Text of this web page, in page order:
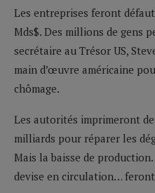
Les entreprises feront
Mds$. Des millions de gens
secrétaire au Trésor US,
main d’œuvre américaine
chômage.
Les autorités imprimeront
milliards pour réparer les
Mais la baisse de
devise en circulation…